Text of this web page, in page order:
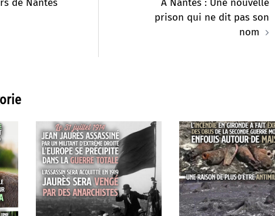
de Nantes
À Nantes : Une nouvelle
prison qui ne dit pas son
nom